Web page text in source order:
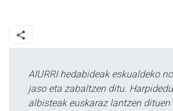
AIURRI hedabideak eskualdeko
jaso eta zabaltzen ditu.
albisteak euskaraz lantzen